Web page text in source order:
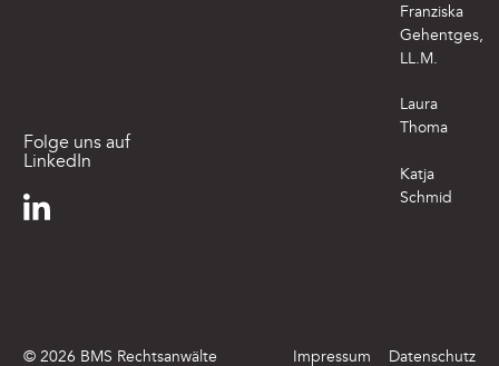
Folge uns auf
LinkedIn
Franziska
Gehentges,
LL.M.
Laura
Thoma
Katja
Schmid
©2026 BMS Rechtsanwälte Impressum Datenschutz